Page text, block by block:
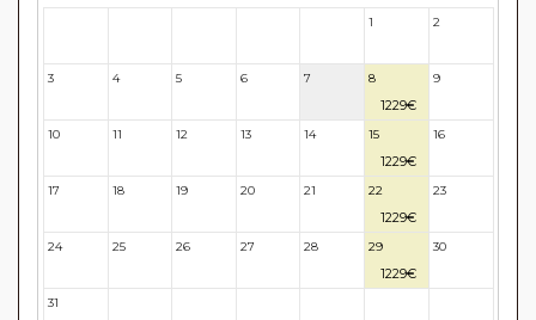
1 2
3 4 5 6 7 8
1229€
9
10 11 12 13 14 15
1229€
16
17 18 19 20 21 22
1229€
23
24 25 26 27 28 29
1229€
30
31